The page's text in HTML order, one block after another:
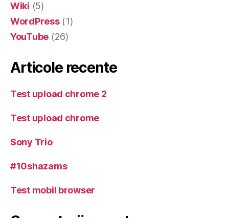
Wiki (5)
WordPress(1)
YouTube (26)
Articole recente
Test upload chrome 2
Test upload chrome
Sony Trio
#10shazams
Test mobil browser